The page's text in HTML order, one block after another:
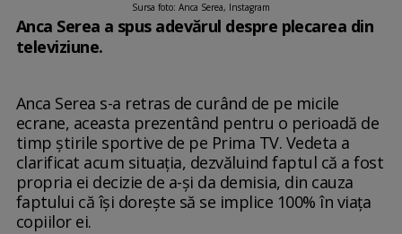
Sursa foto: Anca Serea, Instagram
Anca Serea a spus adevărul despre plecarea din
televiziune.
Anca Serea s-a retras de curând de pe micile
ecrane, aceasta prezentând pentru o perioadă de
timp știrile sportive de pe Prima TV. Vedeta a
clarificat acum situația, dezvăluind faptul că a fost
propria ei decizie de a-și da demisia, din cauza
faptului că își dorește să se implice 100% în viața
copiilor ei.